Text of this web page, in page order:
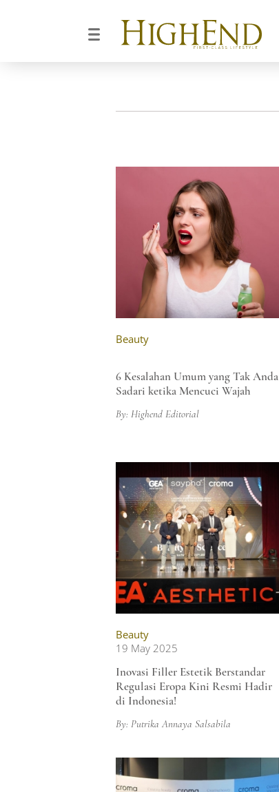
Beauty
6 Kesalahan Umum yang Tak Anda
Sadari ketika Mencuci Wajah
By: Highend Editorial
Beauty
19 May 2025
Inovasi Filler Estetik Berstandar
Regulasi Eropa Kini Resmi Hadir
di Indonesia!
By: Putrika Annaya Salsabila